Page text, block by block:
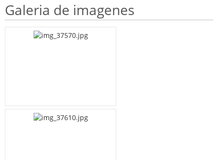
Galeria de imagenes